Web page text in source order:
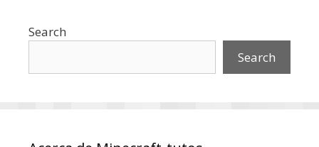
Search
Search